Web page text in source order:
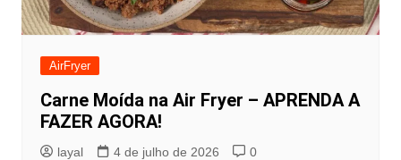
AirFryer
Carne Moída na Air Fryer – APRENDA A
FAZER AGORA!
layal 4 de julho de 2026 0